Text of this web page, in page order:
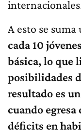
A esto se
cada 10
básica, lo que
posibilidades
resultado es
cuando
déficits en